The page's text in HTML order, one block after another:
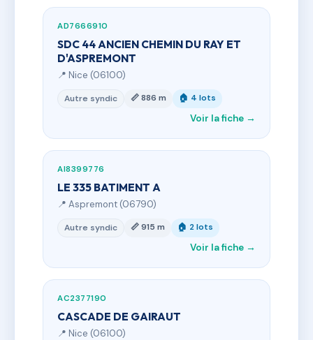
AD7666910
SDC 44 ANCIEN CHEMIN DU RAY ET
D'ASPREMONT
📍 Nice (06100)
Autre syndic 📏 886 m 🏠 4 lots
Voir la fiche →
AI8399776
LE 335 BATIMENT A
📍 Aspremont (06790)
Autre syndic 📏 915 m 🏠 2 lots
Voir la fiche →
AC2377190
CASCADE DE GAIRAUT
📍 Nice (06100)